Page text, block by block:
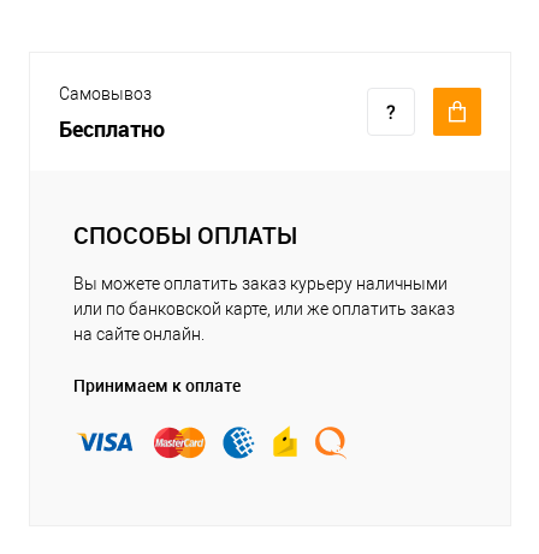
Самовывоз
Бесплатно
СПОСОБЫ ОПЛАТЫ
Вы можете оплатить заказ курьеру наличными
или по банковской карте, или же оплатить заказ
на сайте онлайн.
Принимаем к оплате